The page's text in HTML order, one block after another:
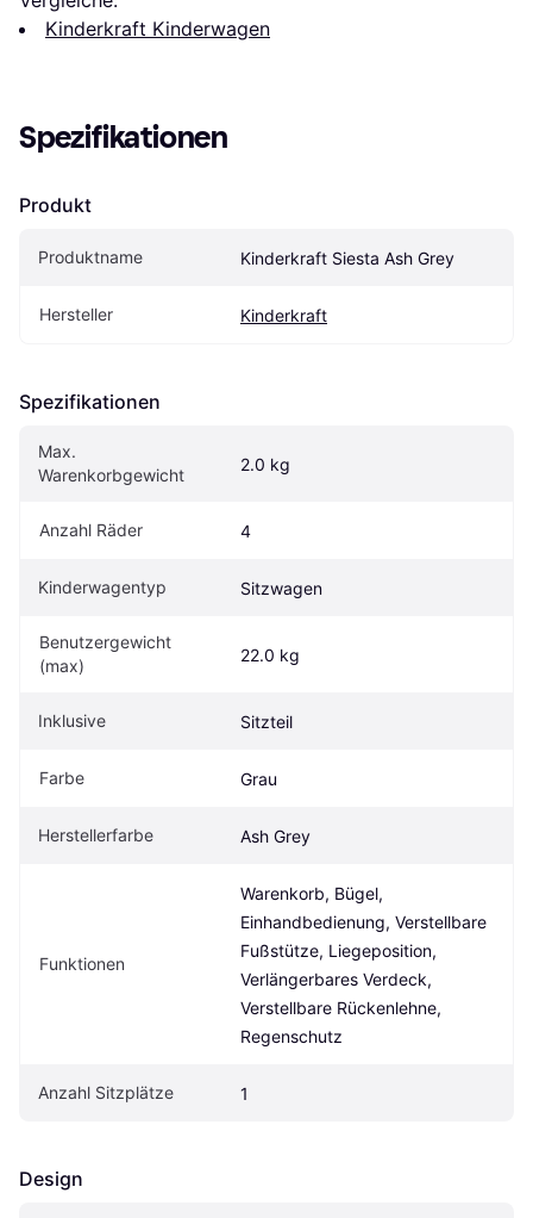
Kinderkraft Kinderwagen
Spezifikationen
Produkt
Produktname Kinderkraft Siesta Ash Grey
Hersteller Kinderkraft
Spezifikationen
Max.
Warenkorbgewicht
2.0 kg
Anzahl Räder 4
Kinderwagentyp Sitzwagen
Benutzergewicht
(max)
22.0 kg
Inklusive Sitzteil
Farbe Grau
Herstellerfarbe Ash Grey
Funktionen
Warenkorb, Bügel,
Einhandbedienung, Verstellbare
Fußstütze, Liegeposition,
Verlängerbares Verdeck,
Verstellbare Rückenlehne,
Regenschutz
Anzahl Sitzplätze 1
Design